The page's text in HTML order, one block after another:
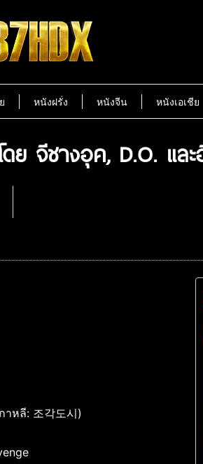
หนังฝรั่ง หนังจีน หนังเอเชีย
ย จีชางอุค, D.O. แล
าหลี: 조각도시)